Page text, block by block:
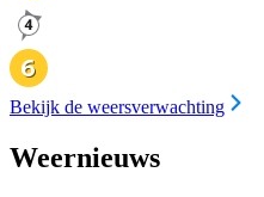
Bekijk de weersverwachting
Weernieuws